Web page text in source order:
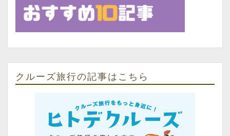
クルーズ旅行の記事はこちら